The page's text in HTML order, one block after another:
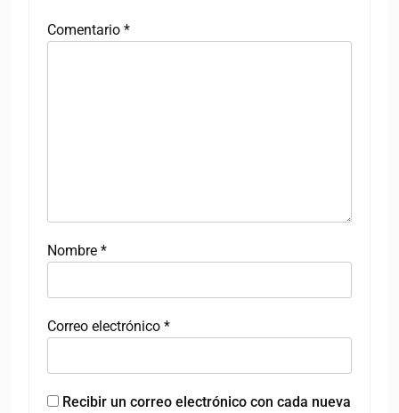
Comentario *
Nombre *
Correo electrónico *
Recibir un correo electrónico con cada nueva